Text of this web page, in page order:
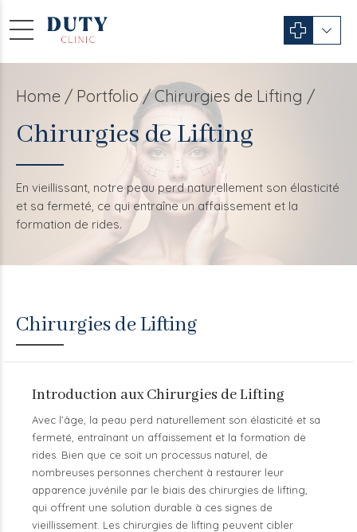
Home Portfolio / Chirurgies de Lifting /
Chirurgies de Lifting
En vieillissant, notre peau perd naturellement son élasticité
et sa fermeté, ce qui entraîne un affaissement et la
formation de rides.
Chirurgies de Lifting
Introduction aux Chirurgies de Lifting
Avec l’âge, la peau perd naturellement son élasticité et sa
fermeté, entraînant un affaissement et la formation de
rides. Bien que ce soit un processus naturel, de
nombreuses personnes cherchent à restaurer leur
apparence juvénile par le biais des chirurgies de lifting,
qui offrent une solution durable à ces signes de
vieillissement. Les chirurgies de lifting peuvent cibler